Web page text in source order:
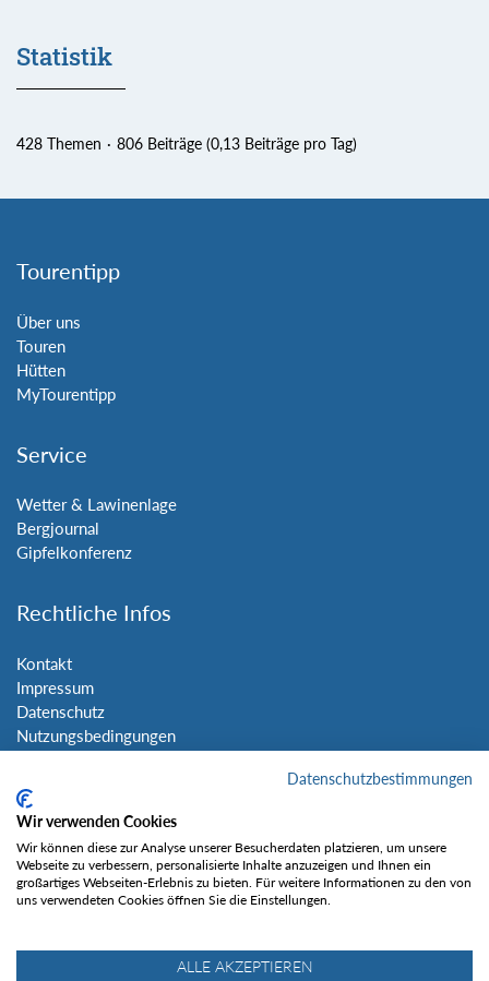
Statistik
428 Themen 806 Beiträge (0,13 Beiträge pro Tag)
Tourentipp
Über uns
Touren
Hütten
MyTourentipp
Service
Wetter & Lawinenlage
Bergjournal
Gipfelkonferenz
Rechtliche Infos
Kontakt
Impressum
Datenschutz
Nutzungsbedingungen
Social Media
Gefällt mir
Datenschutzbestimmungen
Wir verwenden Cookies
Wir können diese zur Analyse unserer Besucherdaten platzieren, um unsere
Webseite zu verbessern, personalisierte Inhalte anzuzeigen und Ihnen ein
großartiges Webseiten-Erlebnis zu bieten. Für weitere Informationen zu den von
uns verwendeten Cookies öffnen Sie die Einstellungen.
ALLE AKZEPTIEREN